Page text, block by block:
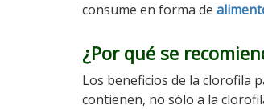
consume en forma de
¿Por qué se
Los beneficios de la clorofila
contienen, no sólo a la